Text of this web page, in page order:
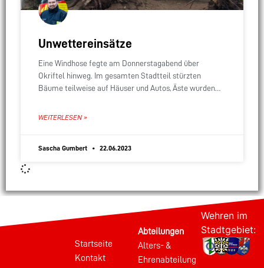
Unwettereinsätze
Eine Windhose fegte am Donnerstagabend über
Okriftel hinweg. Im gesamten Stadtteil stürzten
Bäume teilweise auf Häuser und Autos, Äste wurden
WEITERLESEN »
Sascha Gumbert 22.06.2023
Startseite
Kontakt
Abteilungen
Alters- &
Ehrenabteilung
Wehren im
Stadtgebiet: